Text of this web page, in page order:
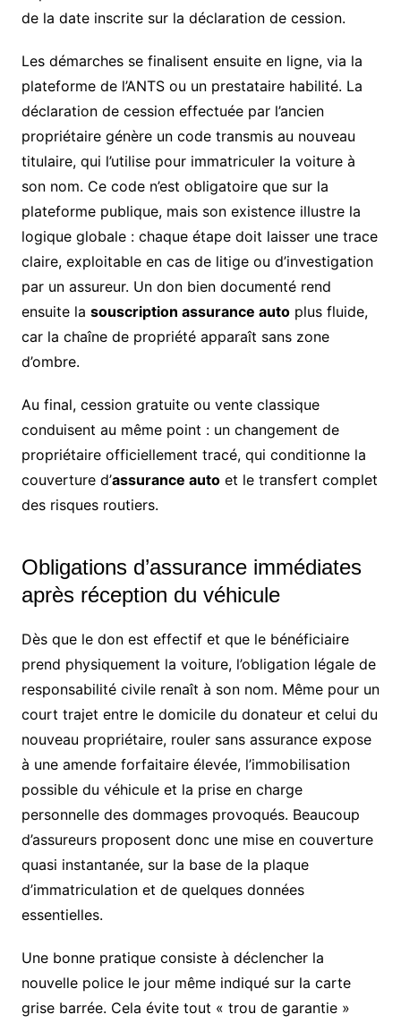
de la date inscrite sur la déclaration de cession.
Les démarches se finalisent ensuite en ligne, via la
plateforme de l’ANTS ou un prestataire habilité. La
déclaration de cession effectuée par l’ancien
propriétaire génère un code transmis au nouveau
titulaire, qui l’utilise pour immatriculer la voiture à
son nom. Ce code n’est obligatoire que sur la
plateforme publique, mais son existence illustre la
logique globale : chaque étape doit laisser une trace
claire, exploitable en cas de litige ou d’investigation
par un assureur. Un don bien documenté rend
ensuite la souscription assurance autoplus fluide,
car la chaîne de propriété apparaît sans zone
d’ombre.
Au final, cession gratuite ou vente classique
conduisent au même point : un changement de
propriétaire officiellement tracé, qui conditionne la
couverture d’assurance autoet le transfert complet
des risques routiers.
Obligations d’assurance immédiates
après réception du véhicule
Dès que le don est effectif et que le bénéficiaire
prend physiquement la voiture, l’obligation légale de
responsabilité civile renaît à son nom. Même pour un
court trajet entre le domicile du donateur et celui du
nouveau propriétaire, rouler sans assurance expose
à une amende forfaitaire élevée, l’immobilisation
possible du véhicule et la prise en charge
personnelle des dommages provoqués. Beaucoup
d’assureurs proposent donc une mise en couverture
quasi instantanée, sur la base de la plaque
d’immatriculation et de quelques données
essentielles.
Une bonne pratique consiste à déclencher la
nouvelle police le jour même indiqué sur la carte
grise barrée. Cela évite tout « trou de garantie »